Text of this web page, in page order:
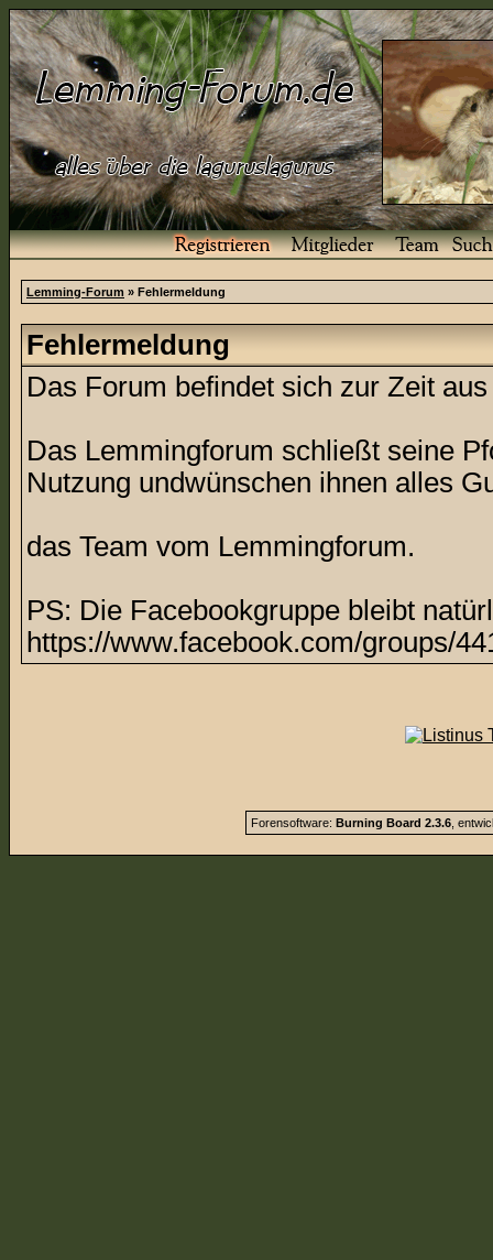
Lemming-Forum » Fehlermeldung
Fehlermeldung
Das Forum befindet sich zur Zeit
Das Lemmingforum schließt seine
Nutzung undwünschen ihnen alles
das Team vom Lemmingforum.
PS: Die Facebookgruppe bleibt
https://www.facebook.com/groups/
Forensoftware: Burning Board 2.3.6,